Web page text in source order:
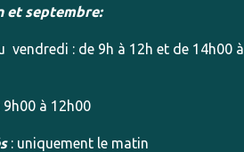
et septembre:
vendredi : de 9h à 12h et de 14h00 à
9h00 à 12h00
: uniquement le matin